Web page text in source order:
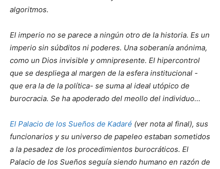
algoritmos.
El imperio no se parece a ningún otro de la historia. Es un
imperio sin súbditos ni poderes. Una soberanía anónima,
como un Dios invisible y omnipresente. El hipercontrol
que se despliega al margen de la esfera institucional -
que era la de la política- se suma al ideal utópico de
burocracia. Se ha apoderado del meollo del individuo…
El Palacio de los Sueños de Kadaré (ver nota al final), sus
funcionarios y su universo de papeleo estaban sometidos
a la pesadez de los procedimientos burocráticos. El
Palacio de los Sueños seguía siendo humano en razón de